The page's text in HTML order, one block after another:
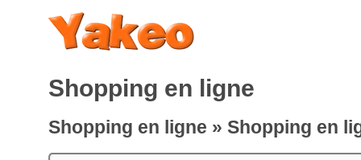
Shopping en ligne
Shopping en ligne » Shopping en